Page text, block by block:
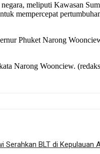
meliputi Kawasan
mempercepat
Phuket Narong
Narong Woonciew.
Serahkan BLT di Kepulauan